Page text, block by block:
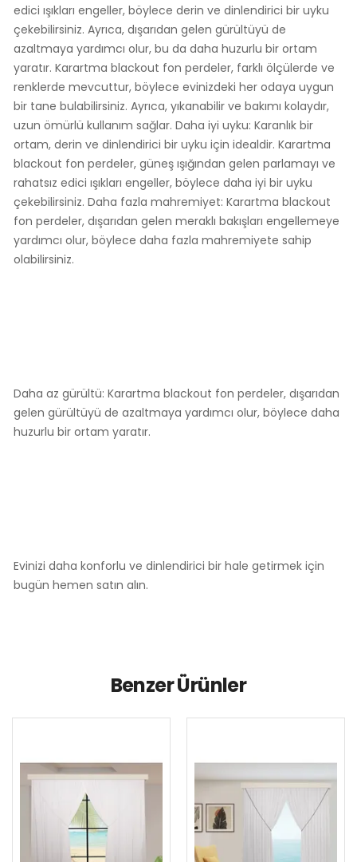
edici ışıkları engeller, böylece derin ve dinlendirici bir uyku
çekebilirsiniz. Ayrıca, dışarıdan gelen gürültüyü de
azaltmaya yardımcı olur, bu da daha huzurlu bir ortam
yaratır. Karartma blackout fon perdeler, farklı ölçülerde ve
renklerde mevcuttur, böylece evinizdeki her odaya uygun
bir tane bulabilirsiniz. Ayrıca, yıkanabilir ve bakımı kolaydır,
uzun ömürlü kullanım sağlar. Daha iyi uyku: Karanlık bir
ortam, derin ve dinlendirici bir uyku için idealdir. Karartma
blackout fon perdeler, güneş ışığından gelen parlamayı ve
rahatsız edici ışıkları engeller, böylece daha iyi bir uyku
çekebilirsiniz. Daha fazla mahremiyet: Karartma blackout
fon perdeler, dışarıdan gelen meraklı bakışları engellemeye
yardımcı olur, böylece daha fazla mahremiyete sahip
olabilirsiniz.
Daha az gürültü: Karartma blackout fon perdeler, dışarıdan
gelen gürültüyü de azaltmaya yardımcı olur, böylece daha
huzurlu bir ortam yaratır.
Evinizi daha konforlu ve dinlendirici bir hale getirmek için
bugün hemen satın alın.
Benzer Ürünler